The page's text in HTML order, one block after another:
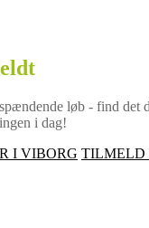
løb - find det
i dag!
I VIBORG TILMELD